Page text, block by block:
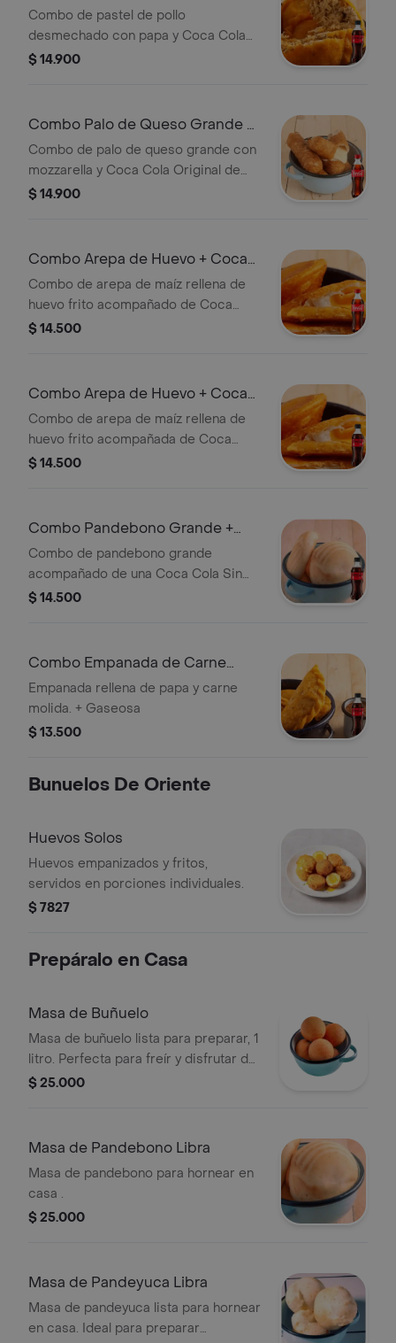
Cola Sin Azúcar 400 ml
Combo de pastel de pollo
desmechado con papa y Coca Cola
Sin Azúcar de 400 ml.
$ 14.900
Combo Palo de Queso Grande +
Coca Cola Original 400 ml
Combo de palo de queso grande con
mozzarella y Coca Cola Original de
400 ml.
$ 14.900
Combo Arepa de Huevo + Coca
Cola Original 400 ml
Combo de arepa de maíz rellena de
huevo frito acompañado de Coca
Cola Original 400 ml.
$ 14.500
Combo Arepa de Huevo + Coca
Cola Sin Azúcar 400 ml
Combo de arepa de maíz rellena de
huevo frito acompañada de Coca
Cola Sin Azúcar de 400 ml.
$ 14.500
Combo Pandebono Grande +
Coca Cola Sin Azúcar 400 ml
Combo de pandebono grande
acompañado de una Coca Cola Sin
Azúcar de 400 ml.
$ 14.500
Combo Empanada de Carne
Grande +Cocacola S/az 400ml
Empanada rellena de papa y carne
molida. + Gaseosa
$ 13.500
Bunuelos De Oriente
Huevos Solos
Huevos empanizados y fritos,
servidos en porciones individuales.
$ 7827
Prepáralo en Casa
Masa de Buñuelo
Masa de buñuelo lista para preparar, 1
litro. Perfecta para freír y disfrutar de
buñuelos frescos en casa.
$ 25.000
Masa de Pandebono Libra
Masa de pandebono para hornear en
casa .
$ 25.000
Masa de Pandeyuca Libra
Masa de pandeyuca lista para hornear
en casa. Ideal para preparar